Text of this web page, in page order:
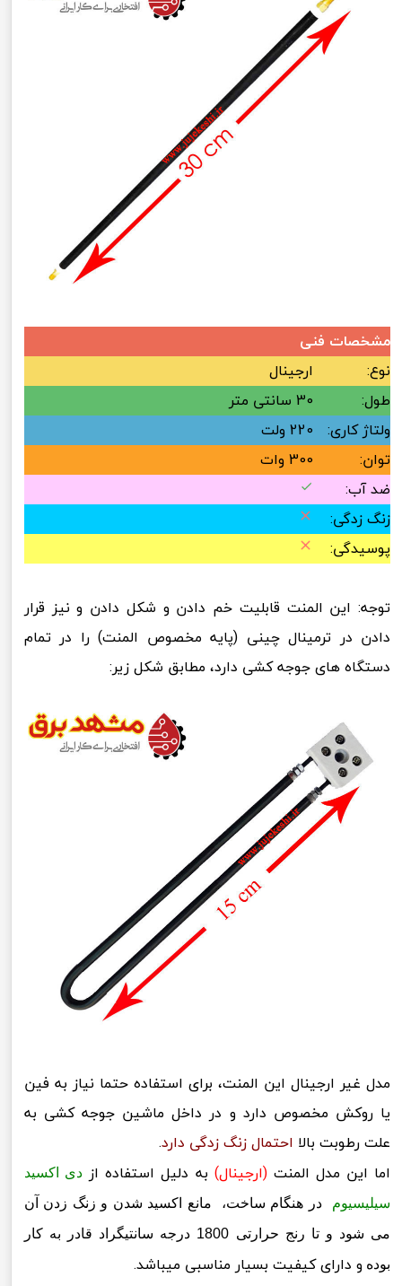
مشخصات فنی
نوع:
ارجینال
طول:
30 سانتی متر
ولتاژ کاری:
220 ولت
توان:
300 وات
ضد آب:
زنگ زدگی:
پوسیدگی:
توجه: این المنت قابلیت خم دادن و شکل دادن و نیز قرار
دادن در ترمینال چینی (پایه مخصوص المنت) را در تمام
دستگاه های جوجه کشی دارد، مطابق شکل زیر:
مدل غیر ارجینال این المنت، برای استفاده حتما نیاز به فین
یا روکش مخصوص دارد و در داخل ماشین جوجه کشی به
علت رطوبت بالا احتمال زنگ زدگی دارد.
اما این مدل المنت(ارجینال) به دلیل استفاده از دی اکسید
سیلیسیوم در هنگام ساخت، مانع اکسید شدن و زنگ زدن آن
می شود و تا رنج حرارتی 1800 درجه سانتیگراد قادر به کار
بوده و دارای کیفیت بسیار مناسبی میباشد.